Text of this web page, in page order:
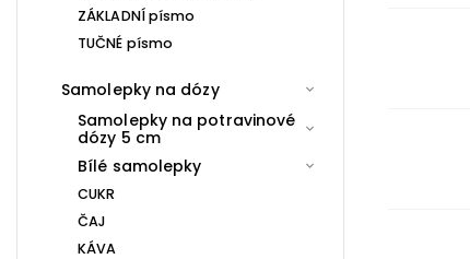
ZÁKLADNÍ písmo
TUČNÉ písmo
Samolepky na dózy
Samolepky na potravinové
dózy 5 cm
Bílé samolepky
CUKR
ČAJ
KÁVA